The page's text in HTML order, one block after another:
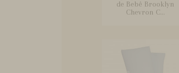
de Bebê Brooklyn
Chevron C...